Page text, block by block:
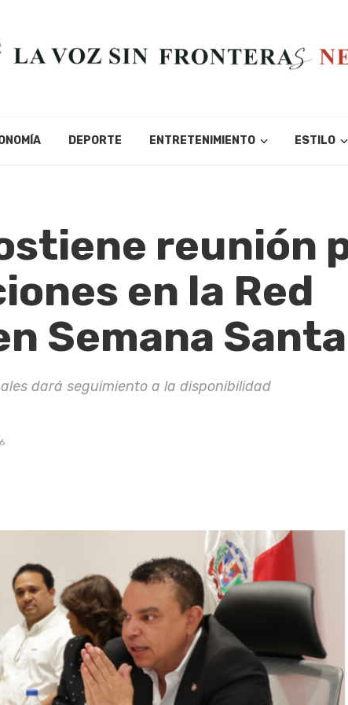
DEPORTE ENTRETENIMIENTO ESTILO
reunión
en la Red
Semana Santa
dará seguimiento a la disponibilidad